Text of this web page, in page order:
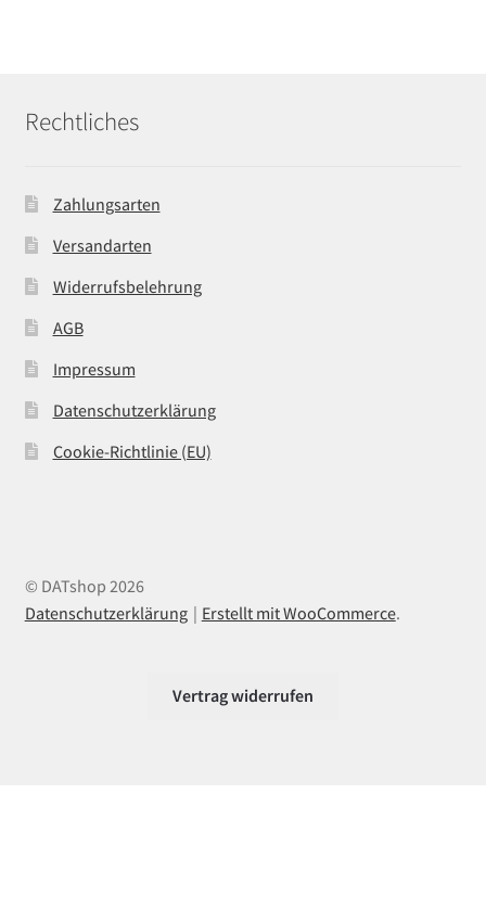
Rechtliches
Zahlungsarten
Versandarten
Widerrufsbelehrung
AGB
Impressum
Datenschutzerklärung
Cookie-Richtlinie (EU)
© DATshop 2026
Datenschutzerklärung
Erstellt mit WooCommerce.
Vertrag widerrufen